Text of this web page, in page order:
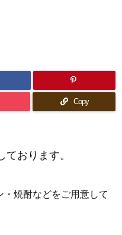
Copy
おります。
焼酎などをご用意して